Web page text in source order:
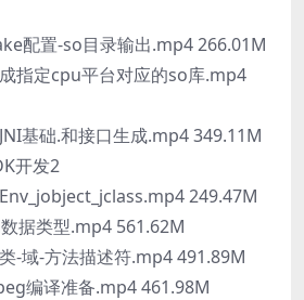
配置-so目录输出.mp4 266.01M
指定cpu平台对应的so库.mp4
基础.和接口生成.mp4 349.11M
开发2
249.47M
据类型.mp4 561.62M
-域-方法描述符.mp4 491.89M
编译准备.mp4 461.98M